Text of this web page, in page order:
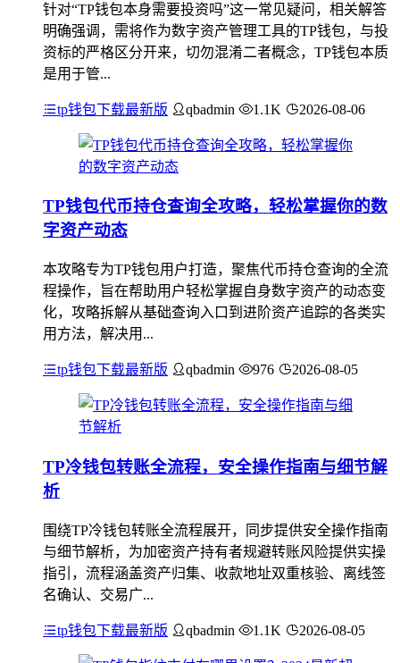
针对“TP钱包本身需要投资吗”这一常见疑问，相关解答
明确强调，需将作为数字资产管理工具的TP钱包，与投
资标的严格区分开来，切勿混淆二者概念，TP钱包本质
是用于管...
tp钱包下载最新版 qbadmin 1.1K 2026-08-06
TP钱包代币持仓查询全攻略，轻松掌握你的数
字资产动态
本攻略专为TP钱包用户打造，聚焦代币持仓查询的全流
程操作，旨在帮助用户轻松掌握自身数字资产的动态变
化，攻略拆解从基础查询入口到进阶资产追踪的各类实
用方法，解决用...
tp钱包下载最新版 qbadmin 976 2026-08-05
TP冷钱包转账全流程，安全操作指南与细节解
析
围绕TP冷钱包转账全流程展开，同步提供安全操作指南
与细节解析，为加密资产持有者规避转账风险提供实操
指引，流程涵盖资产归集、收款地址双重核验、离线签
名确认、交易广...
tp钱包下载最新版 qbadmin 1.1K 2026-08-05